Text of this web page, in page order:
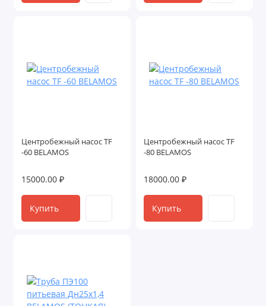
Центробежный насос TF
-60 BELAMOS
15000.00 ₽
Купить
Центробежный насос TF
-80 BELAMOS
18000.00 ₽
Купить